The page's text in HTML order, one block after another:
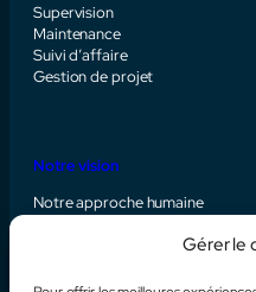
Gérer le
Supervision
Maintenance
Suivi d’affaire
Gestion de projet
Notre vision
Notre approche humaine